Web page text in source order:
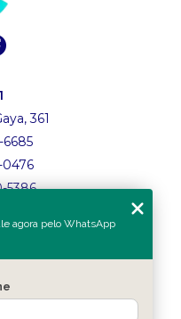
361
6685
0476
5386
Azevedo, 4260
agora pelo WhatsApp